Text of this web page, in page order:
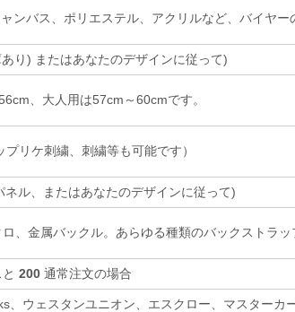
ンバス、ポリエステル、アクリルなど、バイヤー
り) またはあなたのデザインに従って)
、大人用は57cm～60cmです。
プリケ刺繍、刺繍等も可能です）
ネル、またはあなたのデザインに従って)
ロ、金属バックル。あらゆる種類のバックストラ
200 通常注文の場合
、ウェスタンユニオン、エスクロー、マスターカ